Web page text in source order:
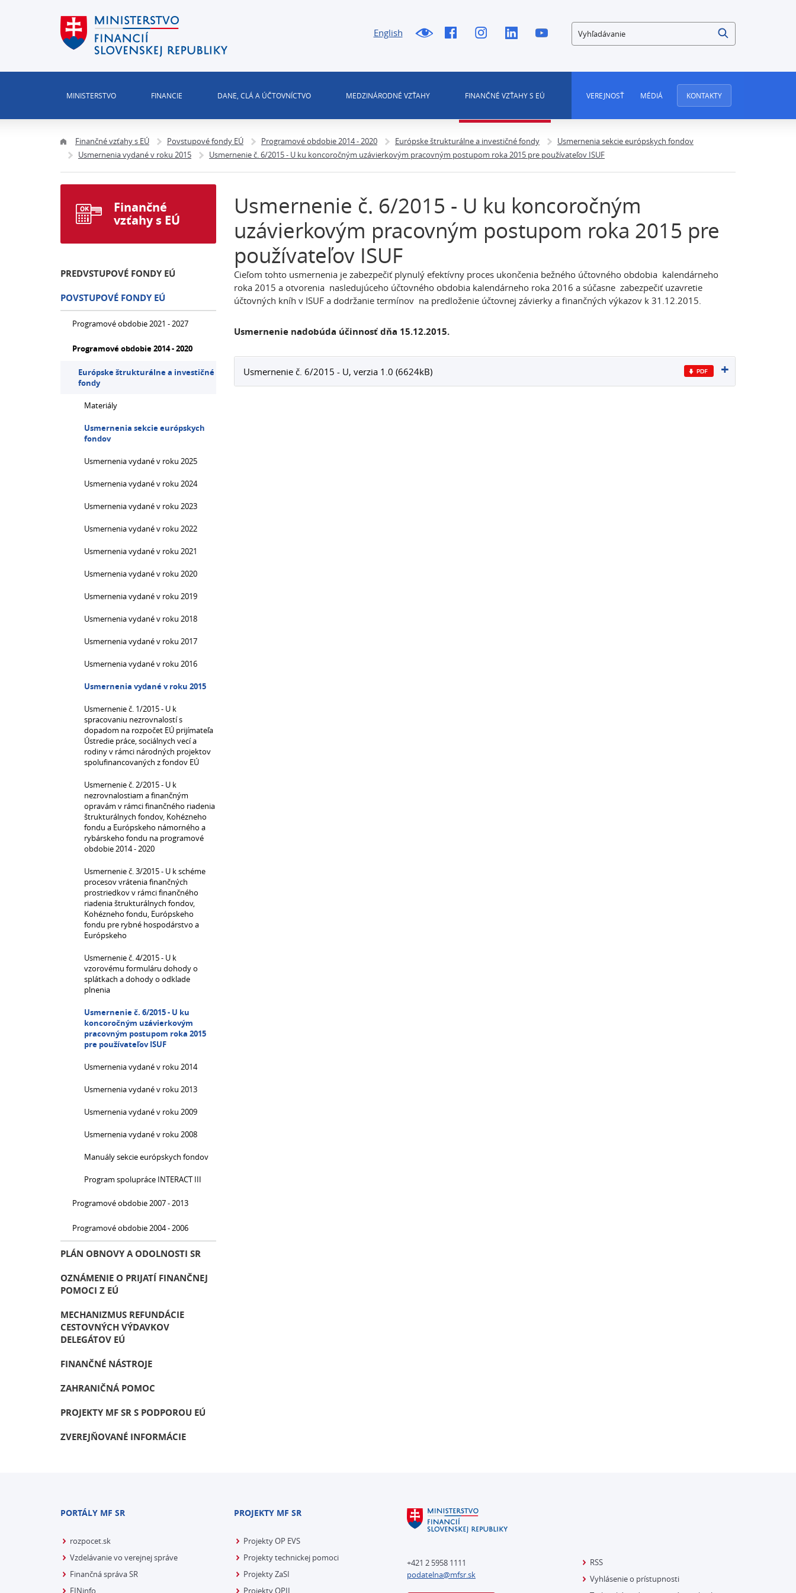
English Vyhľadávanie
MINISTERSTVO FINANCIE DANE, CLÁ A ÚČTOVNÍCTVO MEDZINÁRODNÉ VZŤAHY FINANČNÉ VZŤAHY S EÚ VEREJNOSŤ MÉDIÁ KONTAKTY
Finančné vzťahy s EÚ Povstupové fondy EÚ Programové obdobie 2014 - 2020 Európske štrukturálne a investičné fondy
Usmernenia sekcie európskych fondov
Usmernenia vydané v roku 2015
Usmernenie č. 6/2015 - U ku koncoročným uzávierkovým pracovným postupom roka 2015 pre používateľov ISUF
Usmernenie č. 6/2015 - U ku koncoročným
uzávierkovým pracovným postupom roka 2015 pre
používateľov ISUF
Cieľom tohto usmernenia je zabezpečiť plynulý efektívny proces ukončenia bežného účtovného obdobia kalendárneho
roka 2015 a otvorenia nasledujúceho účtovného obdobia kalendárneho roka 2016 a súčasne zabezpečiť uzavretie
účtovných kníh v ISUF a dodržanie termínov na predloženie účtovnej závierky a finančných výkazov k 31.12.2015.
Usmernenie nadobúda účinnosť dňa 15.12.2015.
Usmernenie č. 6/2015 - U, verzia 1.0 (6624kB)
Finančné
vzťahy s EÚ
PREDVSTUPOVÉ FONDY EÚ
POVSTUPOVÉ FONDY EÚ
Programové obdobie 2021 - 2027
Programové obdobie 2014 - 2020
Európske štrukturálne a investičné
fondy
Materiály
Usmernenia sekcie európskych
fondov
Usmernenia vydané v roku 2025
Usmernenia vydané v roku 2024
Usmernenia vydané v roku 2023
Usmernenia vydané v roku 2022
Usmernenia vydané v roku 2021
Usmernenia vydané v roku 2020
Usmernenia vydané v roku 2019
Usmernenia vydané v roku 2018
Usmernenia vydané v roku 2017
Usmernenia vydané v roku 2016
Usmernenia vydané v roku 2015
Usmernenie č. 1/2015 - U k
spracovaniu nezrovnalostí s
dopadom na rozpočet EÚ prijímateľa
Ústredie práce, sociálnych vecí a
rodiny v rámci národných projektov
spolufinancovaných z fondov EÚ
Usmernenie č. 2/2015 - U k
nezrovnalostiam a finančným
opravám v rámci finančného riadenia
štrukturálnych fondov, Kohézneho
fondu a Európskeho námorného a
rybárskeho fondu na programové
obdobie 2014 - 2020
Usmernenie č. 3/2015 - U k schéme
procesov vrátenia finančných
prostriedkov v rámci finančného
riadenia štrukturálnych fondov,
Kohézneho fondu, Európskeho
fondu pre rybné hospodárstvo a
Európskeho
Usmernenie č. 4/2015 - U k
vzorovému formuláru dohody o
splátkach a dohody o odklade
plnenia
Usmernenie č. 6/2015 - U ku
koncoročným uzávierkovým
pracovným postupom roka 2015
pre používateľov ISUF
Usmernenia vydané v roku 2014
Usmernenia vydané v roku 2013
Usmernenia vydané v roku 2009
Usmernenia vydané v roku 2008
Manuály sekcie európskych fondov
Program spolupráce INTERACT III
Programové obdobie 2007 - 2013
Programové obdobie 2004 - 2006
PLÁN OBNOVY A ODOLNOSTI SR
OZNÁMENIE O PRIJATÍ FINANČNEJ
POMOCI Z EÚ
MECHANIZMUS REFUNDÁCIE
CESTOVNÝCH VÝDAVKOV
DELEGÁTOV EÚ
FINANČNÉ NÁSTROJE
ZAHRANIČNÁ POMOC
PROJEKTY MF SR S PODPOROU EÚ
ZVEREJŇOVANÉ INFORMÁCIE
PORTÁLY MF SR
rozpocet.sk
Vzdelávanie vo verejnej správe
Finančná správa SR
FINinfo
PROJEKTY MF SR
Projekty OP EVS
Projekty technickej pomoci
Projekty ZaSI
Projekty OPII
+421 2 5958 1111
podatelna@mfsr.sk
RSS
Vyhlásenie o prístupnosti